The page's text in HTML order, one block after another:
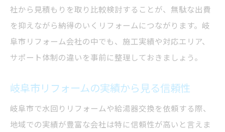
社から見積もりを取り比較検討することが、無駄な出費
を抑えながら納得のいくリフォームにつながります。岐
阜市リフォーム会社の中でも、施工実績や対応エリア、
サポート体制の違いを事前に整理しておきましょう。
岐阜市リフォームの実績から見る信頼性
岐阜市で水回りリフォームや給湯器交換を依頼する際、
地域での実績が豊富な会社は特に信頼性が高いと言えま